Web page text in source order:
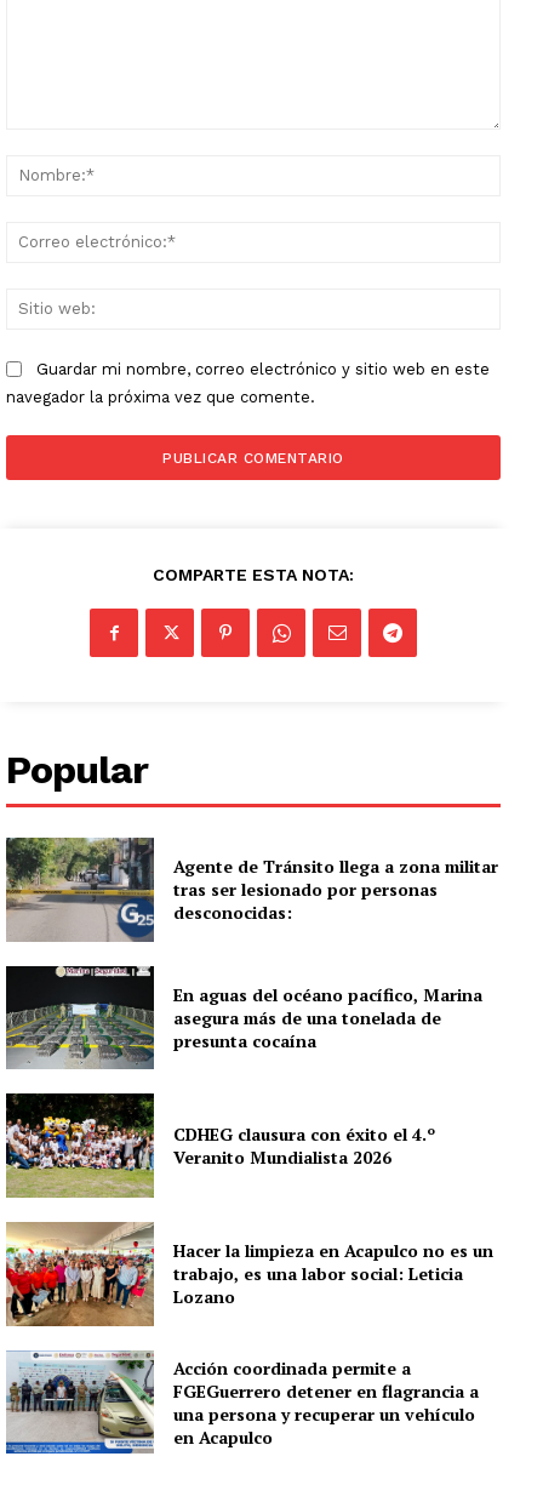
Guardar mi nombre, correo electrónico y sitio web en este
navegador la próxima vez que comente.
COMPARTE ESTA NOTA:
Popular
Agente de Tránsito llega a zona militar
tras ser lesionado por personas
desconocidas:
En aguas del océano pacífico, Marina
asegura más de una tonelada de
presunta cocaína
CDHEG clausura con éxito el 4.º
Veranito Mundialista 2026
Hacer la limpieza en Acapulco no es un
trabajo, es una labor social: Leticia
Lozano
Acción coordinada permite a
FGEGuerrero detener en flagrancia a
una persona y recuperar un vehículo
en Acapulco